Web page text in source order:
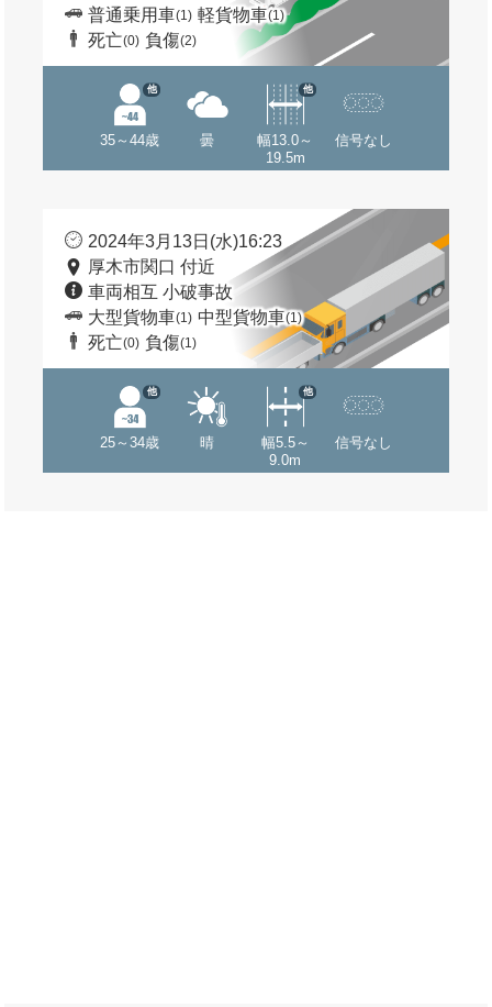
普通乗用車(1) 軽貨物車(1)
死亡(0) 負傷(2)
35～44歳
他
曇
幅13.0～
19.5m
他
信号なし
2024年3月13日(水)16:23
厚木市関口 付近
車両相互 小破事故
大型貨物車(1) 中型貨物車(1)
死亡(0) 負傷(1)
25～34歳
他
晴
幅5.5～
9.0m
他
信号なし